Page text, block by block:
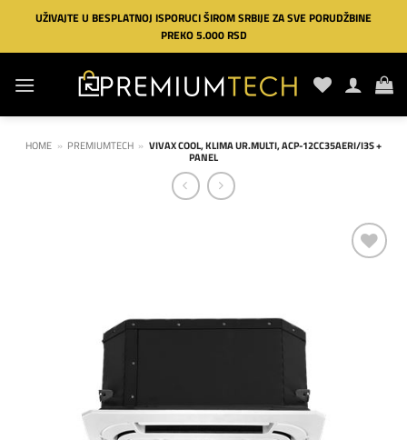
Preskoči
sadržaj
UŽIVAJTE U BESPLATNOJ ISPORUCI ŠIROM SRBIJE ZA SVE PORUDŽBINE
PREKO 5.000 RSD
HOME » PREMIUMTECH » VIVAX COOL, KLIMA UR.MULTI, ACP-12CC35AERI/I3S +
PANEL